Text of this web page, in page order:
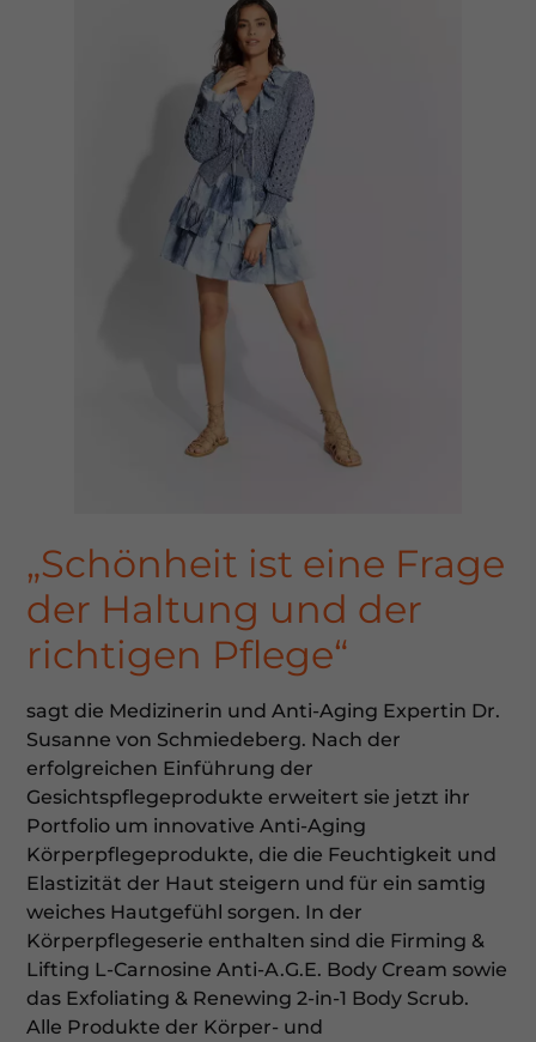
„Schönheit ist eine Frage
der Haltung und der
richtigen Pflege“
sagt die Medizinerin und Anti-Aging Expertin Dr.
Susanne von Schmiedeberg. Nach der
erfolgreichen Einführung der
Gesichtspflegeprodukte erweitert sie jetzt ihr
Portfolio um innovative Anti-Aging
Körperpflegeprodukte, die die Feuchtigkeit und
Elastizität der Haut steigern und für ein samtig
weiches Hautgefühl sorgen. In der
Körperpflegeserie enthalten sind die Firming &
Lifting L-Carnosine Anti-A.G.E. Body Cream sowie
das Exfoliating & Renewing 2-in-1 Body Scrub.
Alle Produkte der Körper- und